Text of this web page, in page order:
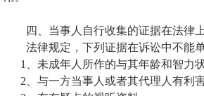
四、当事人自行收集的证据在法律
法律规定，下列证据在诉讼中不能
1
、未成年人所作的与其年龄和智力
2 、与一方当事人或者其代理人有利